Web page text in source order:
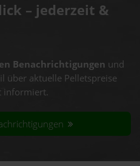
– jederzeit &
Benachrichtigungen und
über aktuelle Pelletspreise
informiert.